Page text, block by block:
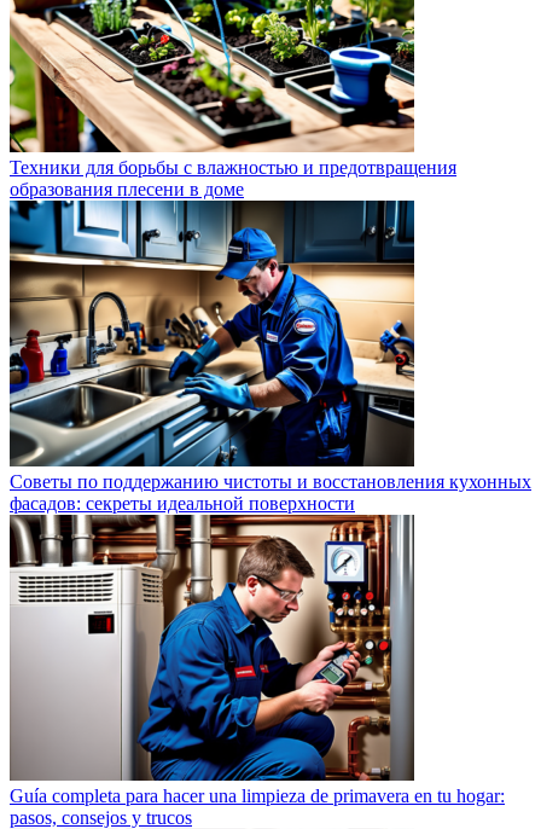
Техники для борьбы с влажностью и предотвращения
образования плесени в доме
Советы по поддержанию чистоты и восстановления кухонных
фасадов: секреты идеальной поверхности
Guía completa para hacer una limpieza de primavera en tu hogar:
pasos, consejos y trucos